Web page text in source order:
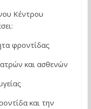
Κέντρου
φροντίδας
και ασθενών
και την